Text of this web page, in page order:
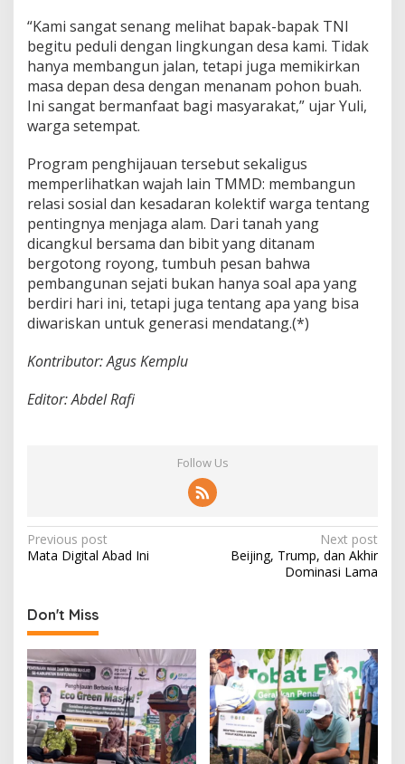
“Kami sangat senang melihat bapak-bapak TNI
begitu peduli dengan lingkungan desa kami. Tidak
hanya membangun jalan, tetapi juga memikirkan
masa depan desa dengan menanam pohon buah.
Ini sangat bermanfaat bagi masyarakat,” ujar Yuli,
warga setempat.
Program penghijauan tersebut sekaligus
memperlihatkan wajah lain TMMD: membangun
relasi sosial dan kesadaran kolektif warga tentang
pentingnya menjaga alam. Dari tanah yang
dicangkul bersama dan bibit yang ditanam
bergotong royong, tumbuh pesan bahwa
pembangunan sejati bukan hanya soal apa yang
berdiri hari ini, tetapi juga tentang apa yang bisa
diwariskan untuk generasi mendatang.(*)
Kontributor: Agus Kemplu
Editor: Abdel Rafi
Follow Us
P
o
t
n
a
v
i
g
Previous post
Mata Digital Abad Ini
Next post
Beijing, Trump, dan Akhir
Dominasi Lama
Don't Miss